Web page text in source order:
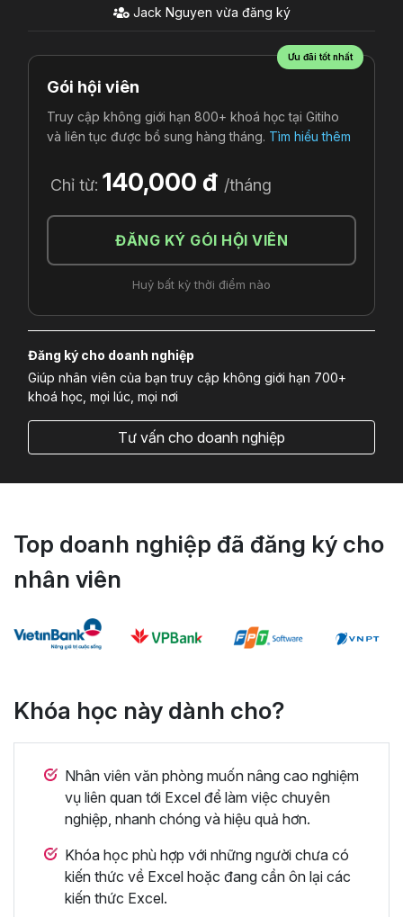
Jack Nguyen vừa đăng ký
Ưu đãi tốt nhất
Gói hội viên
Truy cập không giới hạn 800+ khoá học tại Gitiho
và liên tục được bổ sung hàng tháng. Tìm hiểu thêm
Chỉ từ: 140,000 đ /tháng
ĐĂNG KÝ GÓI HỘI VIÊN
Huỷ bất kỳ thời điểm nào
Đăng ký cho doanh nghiệp
Giúp nhân viên của bạn truy cập không giới hạn 700+
khoá học, mọi lúc, mọi nơi
Tư vấn cho doanh nghiệp
Top doanh nghiệp đã đăng ký cho
nhân viên
Khóa học này dành cho?
Nhân viên văn phòng muốn nâng cao nghiệm
vụ liên quan tới Excel để làm việc chuyên
nghiệp, nhanh chóng và hiệu quả hơn.
Khóa học phù hợp với những người chưa có
kiến thức về Excel hoặc đang cần ôn lại các
kiến thức Excel.